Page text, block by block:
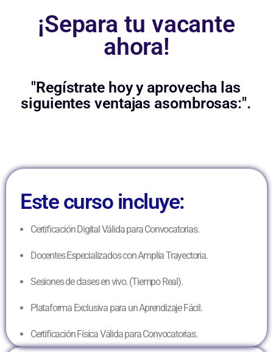
¡Separa tu vacante
ahora!
"Regístrate hoy y aprovecha las
siguientes ventajas asombrosas:".
Este curso incluye:
Certificación Digital Válida para Convocatorias.
Docentes Especializados con Amplia Trayectoria.
Sesiones de clases en vivo. (Tiempo Real).
Plataforma Exclusiva para un Aprendizaje Fácil.
Certificación Física Válida para Convocatorias.